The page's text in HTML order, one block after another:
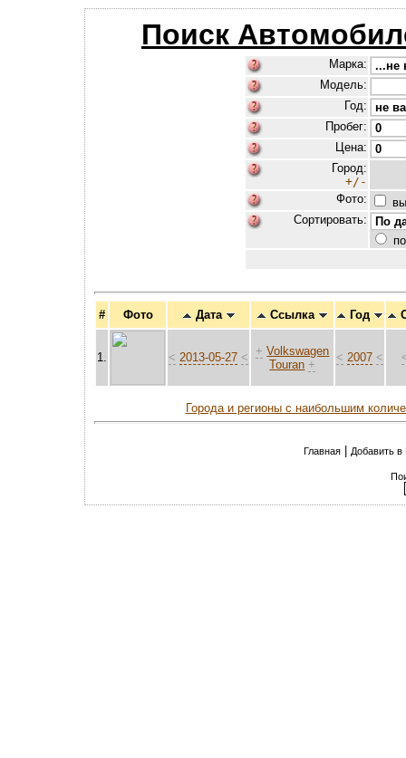
Поиск
Марка:
Модель:
Год:
Пробег:
Цена:
Город:
+/-
Фото:
Сортировать:
# Фото Дата Ссылка Год
1. < 2013-05-27 < + Volkswagen
Touran +
< 2007 <
Города и регионы с наибольшим
Главная | Добавить в